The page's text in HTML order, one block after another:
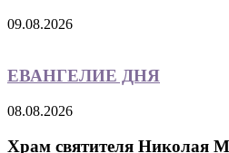
09.08.2026
ЕВАНГЕЛИЕ ДНЯ
08.08.2026
Храм святителя Николая